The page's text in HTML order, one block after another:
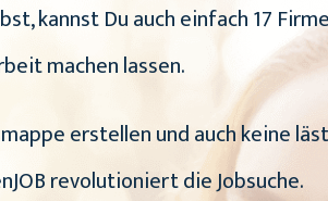
kannst Du auch einfach 17
machen lassen.
erstellen und auch keine
revolutioniert die Jobsuche.